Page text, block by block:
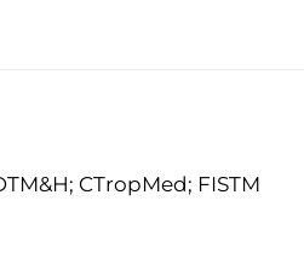
CTropMed; FISTM